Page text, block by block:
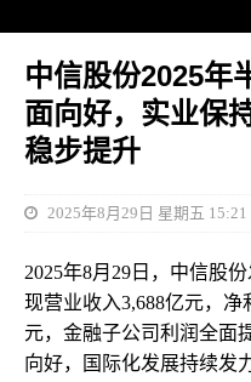
中信股份2025年
面向好，实业保
稳步提升
2025年8月29日 星期五 15:21
2025年8月29日，中信股
现营业收入3,688亿元，净
元，金融子公司利润全面
向好，国际化发展持续发